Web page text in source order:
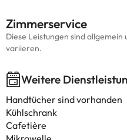
Zimmerservice
Diese Leistungen sind
variieren.
Weitere
Handtücher sind vorhanden
Kühlschrank
Cafetière